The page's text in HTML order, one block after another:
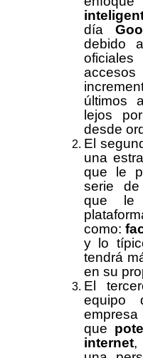
día
debido
últimos
lejos
desde
El
una
que le
serie
que le
como:
y lo
tendrá
en su
El
equipo
que
internet,